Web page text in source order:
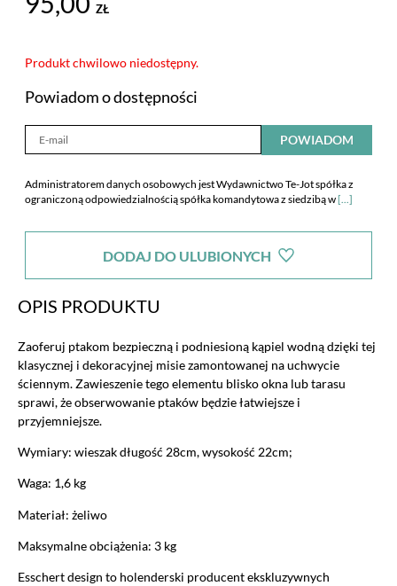
ZŁ
Produkt chwilowo niedostępny.
Powiadom o dostępności
POWIADOM
Administratorem danych osobowych jest Wydawnictwo Te-Jot spółka z
ograniczoną odpowiedzialnością spółka komandytowa z siedzibą w[...]
przysługujących mi prawach zgodnie z art. 24 ust. 1 pkt 3 i 4 ustawy z dnia
danych i ich poprawiania oraz zobowiązała się, iż moje dane nie będą
udostępniane innym odbiorcom.
DODAJ DO ULUBIONYCH
OPIS PRODUKTU
Zaoferuj ptakom bezpieczną i podniesioną kąpiel wodną dzięki tej
klasycznej i dekoracyjnej misie zamontowanej na uchwycie
ściennym. Zawieszenie tego elementu blisko okna lub tarasu
sprawi, że obserwowanie ptaków będzie łatwiejsze i
przyjemniejsze.
Wymiary: wieszak długość 28cm, wysokość 22cm;
Waga: 1,6 kg
Materiał: żeliwo
Maksymalne obciążenia: 3 kg
Esschert design to holenderski producent ekskluzywnych